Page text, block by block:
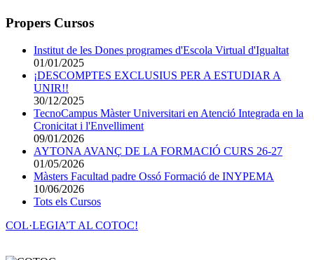
Propers Cursos
Institut de les Dones programes d'Escola Virtual d'Igualtat
01/01/2025
¡DESCOMPTES EXCLUSIUS PER A ESTUDIAR A
UNIR!!
30/12/2025
TecnoCampus Màster Universitari en Atenció Integrada en la
Cronicitat i l'Envelliment
09/01/2026
AYTONA AVANÇ DE LA FORMACIÓ CURS 26-27
01/05/2026
Màsters Facultad padre Ossó Formació de INYPEMA
10/06/2026
Tots els Cursos
COL·LEGIA’T AL COTOC!